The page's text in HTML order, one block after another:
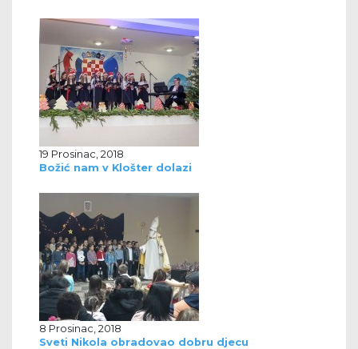
19 Prosinac, 2018
Božić nam v Klošter dolazi
8 Prosinac, 2018
Sveti Nikola obradovao dobru djecu